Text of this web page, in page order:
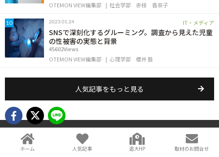
OTEMON VIEW編集部
社会学部 赤枝 香奈子
10 2023.01.24 IT・メディア
SNSで深刻化するグルーミング。調査から見えた児童
の性被害の実態と背景
45602Views
OTEMON VIEW編集部
心理学部 櫻井 鼓
人気記事をもっと見る
メディア・報道関係者の皆さまへ
ホーム 人気記事 追大HP 取材のお問合せ